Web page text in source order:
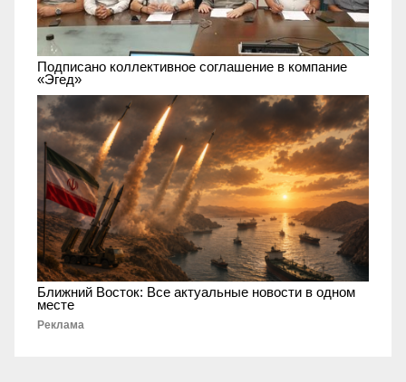
Подписано коллективное соглашение в компание
«Эгед»
Ближний Восток: Все актуальные новости в одном
месте
Реклама